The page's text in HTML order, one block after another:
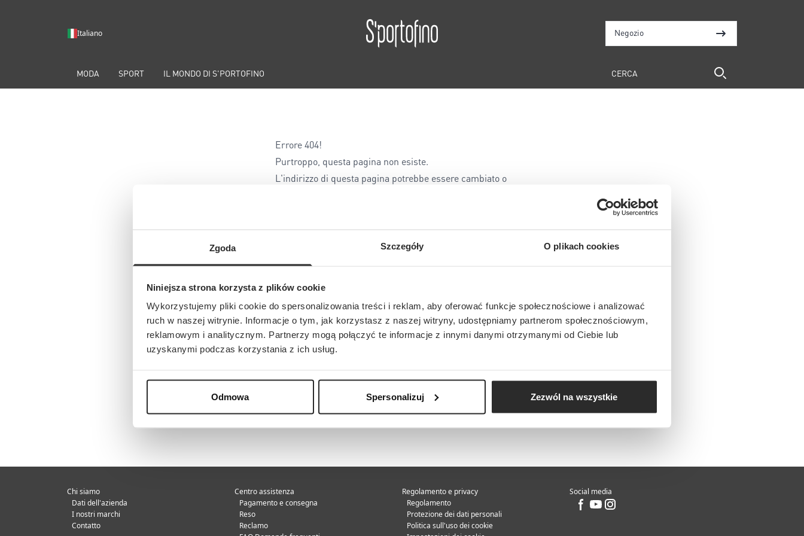
Zgoda Szczegóły O plikach cookies
Niniejsza strona korzysta z plików cookie
Wykorzystujemy pliki cookie do spersonalizowania treści i reklam, aby oferować funkcje społecznościowe i analizować
ruch w naszej witrynie. Informacje o tym, jak korzystasz z naszej witryny, udostępniamy partnerom społecznościowym,
reklamowym i analitycznym. Partnerzy mogą połączyć te informacje z innymi danymi otrzymanymi od Ciebie lub
uzyskanymi podczas korzystania z ich usług.
Odmowa Spersonalizuj Zezwól na wszystkie
Italiano Negozio
MODA SPORT IL MONDO DI S'PORTOFINO
Errore 404!
Purtroppo, questa pagina non esiste.
L'indirizzo di questa pagina potrebbe essere cambiato o
Chi siamo
Dati dell'azienda
I nostri marchi
Contatto
Centro assistenza
Pagamento e consegna
Reso
Reclamo
Regolamento e privacy
Regolamento
Protezione dei dati personali
Politica sull'uso dei cookie
Social media